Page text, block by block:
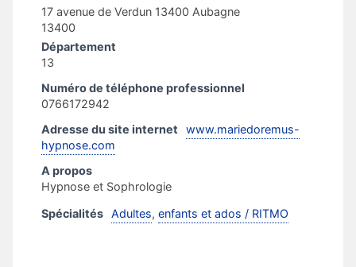
17 avenue de Verdun 13400 Aubagne
13400
Département
13
Numéro de téléphone professionnel
0766172942
Adresse du site internet
www.mariedoremus-
hypnose.com
A propos
Hypnose et Sophrologie
Spécialités Adultes, enfants et ados / RITMO